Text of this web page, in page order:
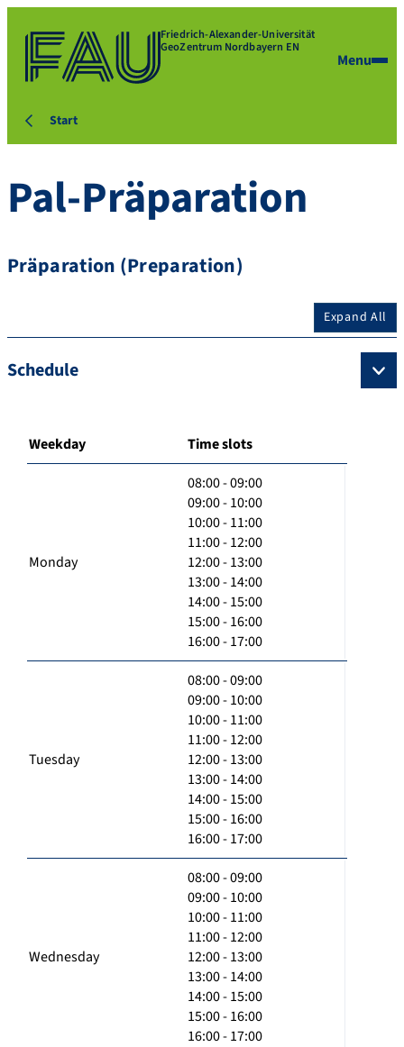
Friedrich-Alexander-Universität
GeoZentrum Nordbayern EN
Menu
Start
Pal-Präparation
Präparation (Preparation)
Expand All
Schedule
Weekday Time slots
Monday
08:00 - 09:00
09:00 - 10:00
10:00 - 11:00
11:00 - 12:00
12:00 - 13:00
13:00 - 14:00
14:00 - 15:00
15:00 - 16:00
16:00 - 17:00
Tuesday
08:00 - 09:00
09:00 - 10:00
10:00 - 11:00
11:00 - 12:00
12:00 - 13:00
13:00 - 14:00
14:00 - 15:00
15:00 - 16:00
16:00 - 17:00
Wednesday
08:00 - 09:00
09:00 - 10:00
10:00 - 11:00
11:00 - 12:00
12:00 - 13:00
13:00 - 14:00
14:00 - 15:00
15:00 - 16:00
16:00 - 17:00